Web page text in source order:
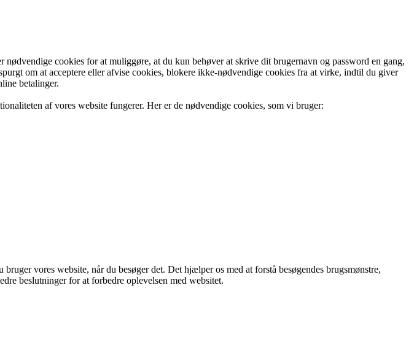
cookies for at muliggøre, at du kun behøver at skrive dit brugernavn og password en gang,
om at acceptere eller afvise cookies, blokere ikke-nødvendige cookies fra at virke, indtil du giver
betalinger.
af vores website fungerer. Her er de nødvendige cookies, som vi bruger:
vores website, når du besøger det. Det hjælper os med at forstå besøgendes brugsmønstre,
beslutninger for at forbedre oplevelsen med websitet.